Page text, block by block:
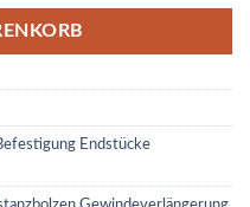
Endstücke